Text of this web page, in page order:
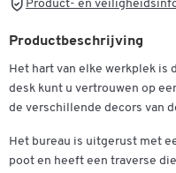
Product- en
Productbeschrijving
Het hart van elke werkplek is
desk kunt u vertrouwen op
de verschillende decors van
Het bureau is uitgerust met
poot en heeft een traverse